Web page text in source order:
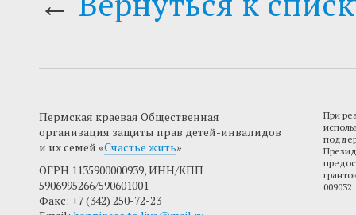
Пермская краевая Общественная
организация защиты прав детей-инвалидов
и их семей «Счастье жить»
ОГРН 1135900000939, ИНН/КПП
5906995266/590601001
Факс: +7 (342) 250-72-23
При
009032